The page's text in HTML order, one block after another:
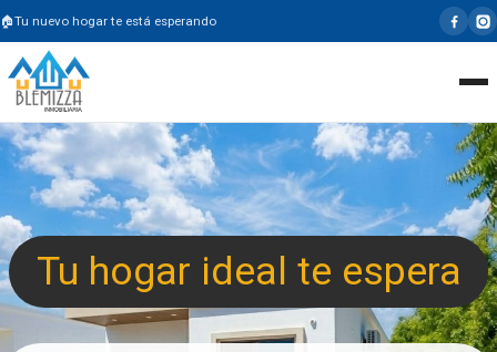
Tu nuevo hogar te está esperando
Tu hogar ideal te espera